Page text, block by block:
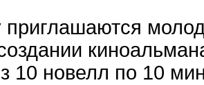
приглашаются
10 новелл по 10